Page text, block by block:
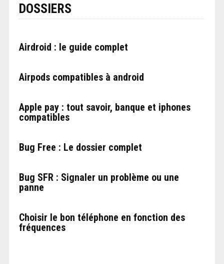
DOSSIERS
Airdroid : le guide complet
Airpods compatibles à android
Apple pay : tout savoir, banque et iphones
compatibles
Bug Free : Le dossier complet
Bug SFR : Signaler un problème ou une
panne
Choisir le bon téléphone en fonction des
fréquences